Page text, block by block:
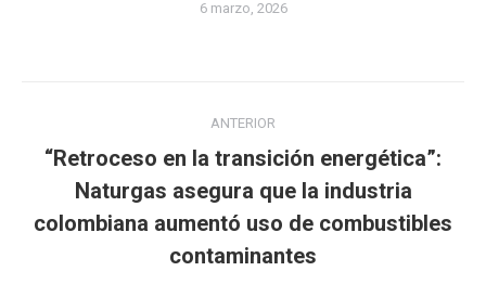
6 marzo, 2026
entre
publicaciones
ANTERIOR
Publicación
anterior:
“Retroceso en la transición energética”:
Naturgas asegura que la industria
colombiana aumentó uso de combustibles
contaminantes